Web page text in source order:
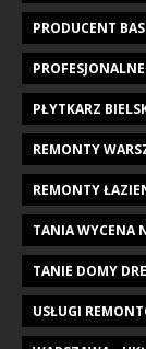
PRODUCENT
PŁYTKARZ
REMONTY
REMONTY
TANIA WYCENA
TANIE DOMY
USŁUGI